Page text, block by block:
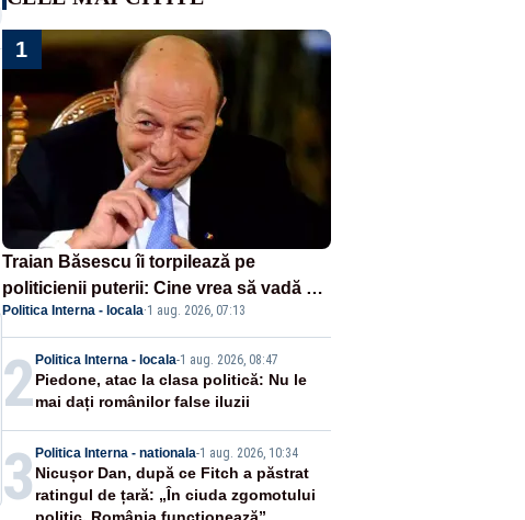
1
Traian Băsescu îi torpilează pe
politicienii puterii: Cine vrea să vadă ce
înseamnă să fii prost, se uită la
România
Politica Interna - locala·1 aug. 2026, 07:13
2Politica Interna - locala-1 aug. 2026, 08:47
Piedone, atac la clasa politică: Nu le
mai dați românilor false iluzii
3 Politica Interna - nationala-1 aug. 2026, 10:34
Nicușor Dan, după ce Fitch a păstrat
ratingul de țară: „În ciuda zgomotului
politic, România funcționează”